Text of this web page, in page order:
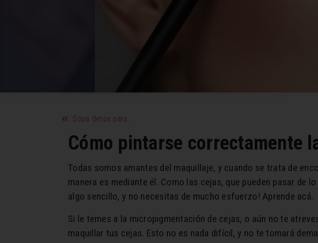
Sopa detox para bajar de peso en poco tiempo
Cómo pintarse correctamente
Todas somos amantes del maquillaje, y cuando se trata de
manera es mediante él. Como las cejas, que pueden pasar de
algo sencillo, y no necesitas de mucho esfuerzo! Aprende acá.
Si le temes a la micropigmentación de cejas, o aún no te
maquillar tus cejas. Esto no es nada difícil, y no te tomará